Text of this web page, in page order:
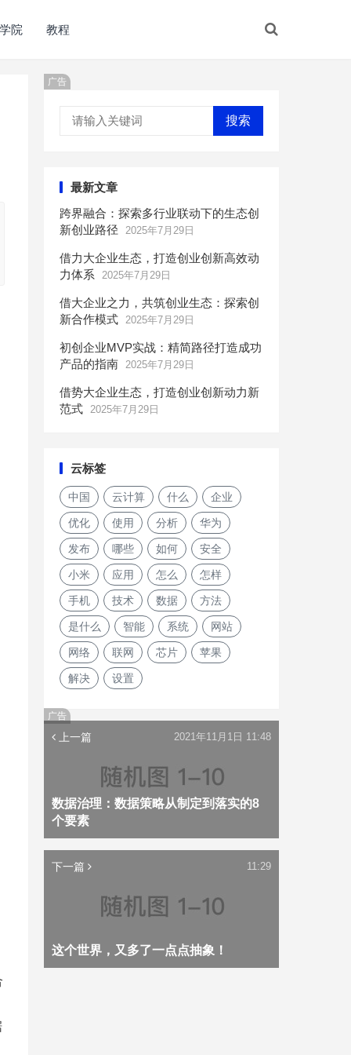
院 教程
广告
搜索
最新文章
跨界融合：探索多行业联动下的生态创
新创业路径
2025年7月29日
借力大企业生态，打造创业创新高效动
力体系
2025年7月29日
借大企业之力，共筑创业生态：探索创
新合作模式 2025年7月29日
初创企业MVP实战：精简路径打造成功
产品的指南 2025年7月29日
借势大企业生态，打造创业创新动力新
范式 2025年7月29日
云标签
中国 云计算 什么 企业
优化 使用 分析 华为
发布 哪些 如何 安全
小米 应用 怎么 怎样
手机 技术 数据 方法
是什么 智能 系统 网站
网络 联网 芯片 苹果
解决 设置
广告
上一篇
数据治理：数据策略从制定到落实的8
个要素
2021年11月1日 11:48
下一篇
这个世界，又多了一点点抽象！
11:29